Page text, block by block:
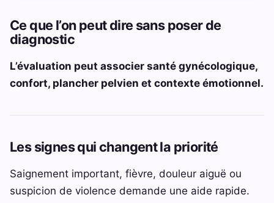
Ce que l’on peut dire sans poser de
diagnostic
L’évaluation peut associer santé gynécologique,
confort, plancher pelvien et contexte émotionnel.
Les signes qui changent la priorité
Saignement important, fièvre, douleur aiguë ou
suspicion de violence demande une aide rapide.